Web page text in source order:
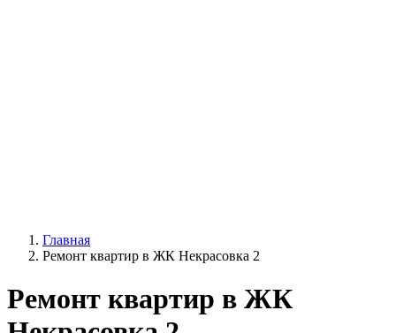
Главная
Ремонт квартир в ЖК Некрасовка 2
Ремонт квартир в ЖК